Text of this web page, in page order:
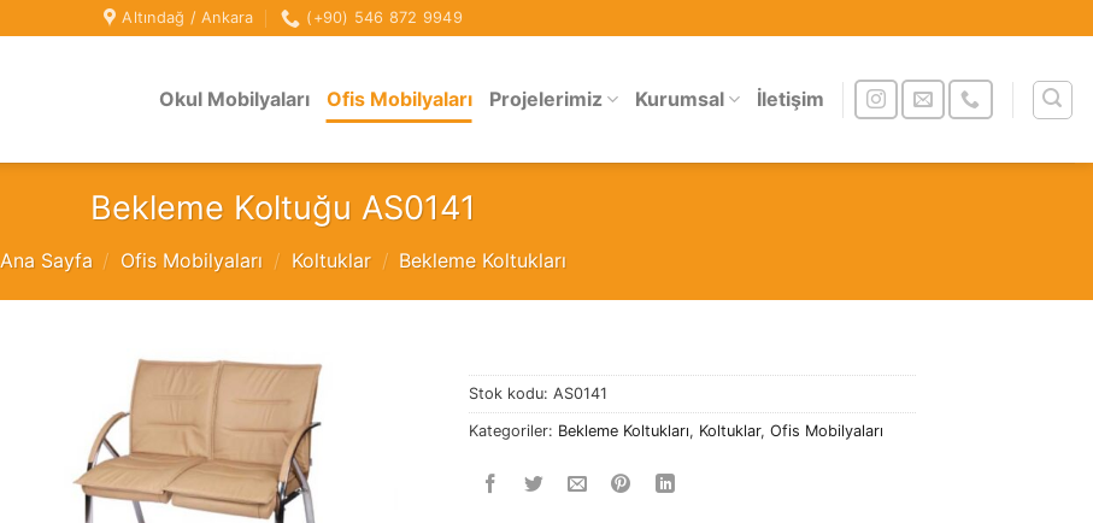
Altındağ / Ankara (+90) 546 872 9949
Okul Mobilyaları Ofis Mobilyaları Projelerimiz Kurumsal İletişim
Bekleme Koltuğu AS0141
Ana Sayfa / Ofis Mobilyaları / Koltuklar / Bekleme Koltukları
Stok kodu:AS0141
Kategoriler: Bekleme Koltukları, Koltuklar,Ofis Mobilyaları